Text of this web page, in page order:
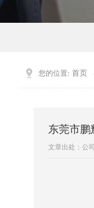
您的位置: 首页
东莞市鹏
文章出处：公